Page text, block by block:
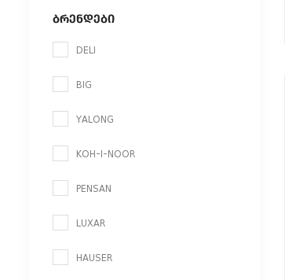
ᲑᲠᲔᲜᲓᲔᲑᲘ
DELI
BIG
YALONG
KOH-I-NOOR
PENSAN
LUXAR
HAUSER